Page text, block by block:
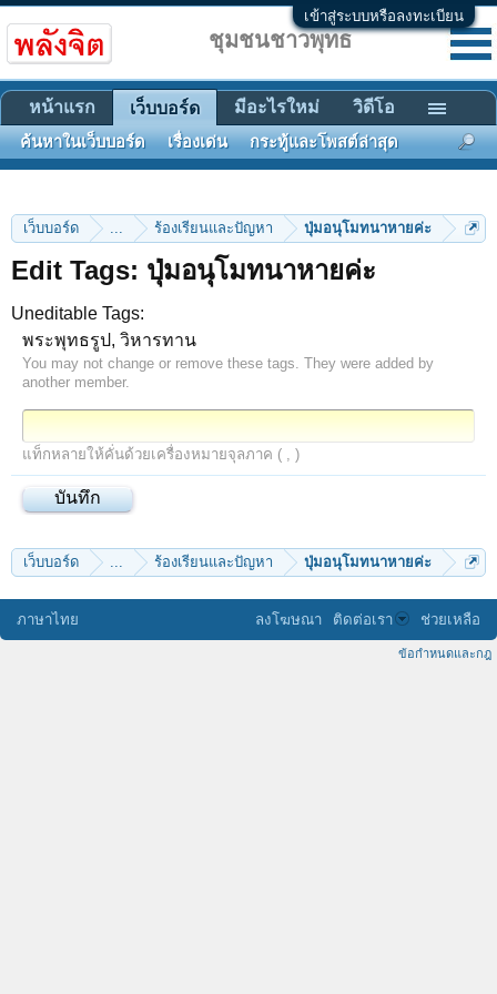
เข้าสู่ระบบหรือลงทะเบียน
เว็บบอร์ด ... ร้องเรียนและปัญหา ปุ่มอนุโมทนาหายค่ะ
Edit Tags: ปุ่มอนุโมทนาหายค่ะ
Uneditable Tags:
พระพุทธรูป, วิหารทาน
You may not change or remove these tags. They were added by
another member.
แท็กหลายให้คั่นด้วยเครื่องหมายจุลภาค ( , )
เว็บบอร์ด ... ร้องเรียนและปัญหา ปุ่มอนุโมทนาหายค่ะ
ชุมชนชาวพุทธ
หน้าแรก เว็บบอร์ด
ค้นหาในเว็บบอร์ด เรื่องเด่น กระทู้และโพสต์ล่าสุด
มีอะไรใหม่ วิดีโอ
ภาษาไทย ลงโฆษณา ติดต่อเรา ช่วยเหลือ
ข้อกำหนดและกฎ